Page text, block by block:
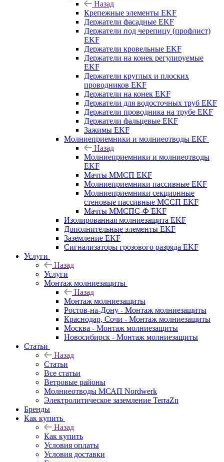
Назад
Крепежные элементы EKF
Держатели фасадные EKF
Держатели под черепицу (профлист)
EKF
Держатели кровельные EKF
Держатели на конек регулируемые
EKF
Держатели круглых и плоских
проводников EKF
Держатели на конек EKF
Держатели для водосточных труб EKF
Держатели проводника на трубе EKF
Держатели фальцевые EKF
Зажимы EKF
Молниеприемники и молниеотводы EKF
Назад
Молниеприемники и молниеотводы
EKF
Мачты ММСП EKF
Молниеприемники пассивные EKF
Молниеприемники секционные
стеновые пассивные МССП EKF
Мачты ММСПС-Ф EKF
Изолированная молниезащита EKF
Дополнительные элементы EKF
Заземление EKF
Сигнализаторы грозового разряда EKF
Услуги
Назад
Услуги
Монтаж молниезащиты
Назад
Монтаж молниезащиты
Ростов-на-Дону - Монтаж молниезащиты
Краснодар, Сочи - Монтаж молниезащиты
Москва - Монтаж молниезащиты
Новосибирск - Монтаж молниезащиты
Статьи
Назад
Статьи
Все статьи
Ветровые районы
Молниеотводы МСАП Nordwerk
Электролитическое заземление TerraZn
Бренды
Как купить
Назад
Как купить
Условия оплаты
Условия доставки